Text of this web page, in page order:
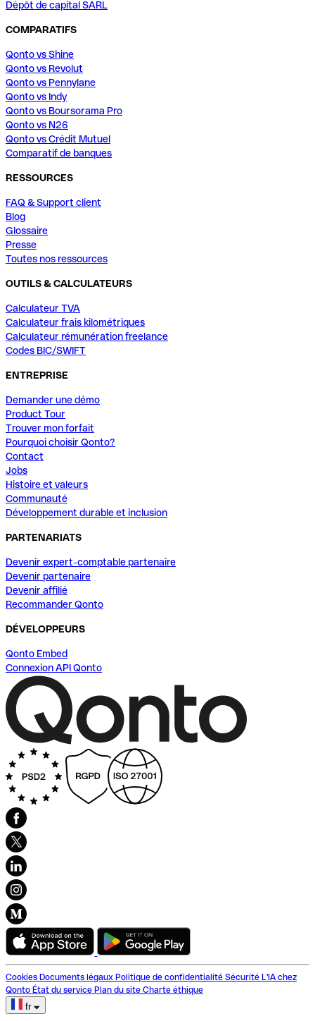
Dépôt de capital SARL
COMPARATIFS
Qonto vs Shine
Qonto vs Revolut
Qonto vs Pennylane
Qonto vs Indy
Qonto vs Boursorama Pro
Qonto vs N26
Qonto vs Crédit Mutuel
Comparatif de banques
RESSOURCES
FAQ & Support client
Blog
Glossaire
Presse
Toutes nos ressources
OUTILS & CALCULATEURS
Calculateur TVA
Calculateur frais kilométriques
Calculateur rémunération freelance
Codes BIC/SWIFT
ENTREPRISE
Demander une démo
Product Tour
Trouver mon forfait
Pourquoi choisir Qonto?
Contact
Jobs
Histoire et valeurs
Communauté
Développement durable et inclusion
PARTENARIATS
Devenir expert-comptable partenaire
Devenir partenaire
Devenir affilié
Recommander Qonto
DÉVELOPPEURS
Qonto Embed
Connexion API Qonto
Cookies Documents légaux Politique de confidentialité Sécurité L'IA chez
Qonto État du service Plan du site Charte éthique
fr